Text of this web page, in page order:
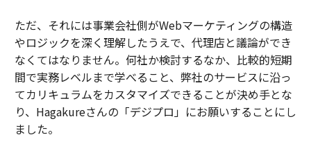
ただ、それには事業会社側がWebマーケティングの構造
やロジックを深く理解したうえで、代理店と議論ができ
なくてはなりません。何社か検討するなか、比較的短期
間で実務レベルまで学べること、弊社のサービスに沿っ
てカリキュラムをカスタマイズできることが決め手とな
り、Hagakureさんの「デジプロ」にお願いすることにし
ました。